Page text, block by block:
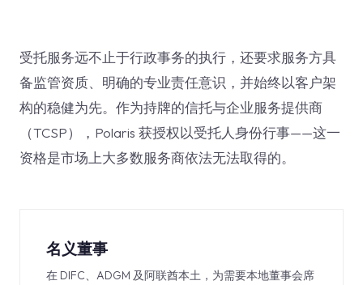
受托服务远不止于行政事务的执行，还要求服务方具
备监管资质、明确的专业责任意识，并始终以客户架
构的稳健为先。作为持牌的信托与企业服务提供商
（TCSP），Polaris 获授权以受托人身份行事——这一
资格是市场上大多数服务商依法无法取得的。
名义董事
在 DIFC、ADGM 及阿联酋本土，为需要本地董事会席